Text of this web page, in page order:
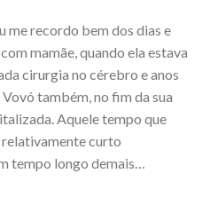
me recordo bem dos dias e
mamãe, quando ela estava
cirurgia no cérebro e anos
também, no fim da sua
Aquele tempo que
relativamente curto
tempo longo demais…